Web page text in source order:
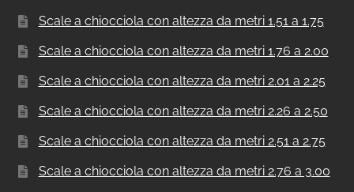
Scale a chiocciola con altezza da metri 1.51 a 1.75
Scale a chiocciola con altezza da metri 1.76 a 2.00
Scale a chiocciola con altezza da metri 2.01 a 2.25
Scale a chiocciola con altezza da metri 2.26 a 2.50
Scale a chiocciola con altezza da metri 2.51 a 2.75
Scale a chiocciola con altezza da metri 2.76 a 3.00